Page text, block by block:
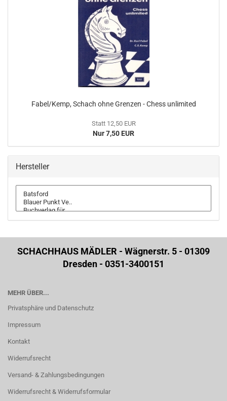
Fabel/Kemp, Schach ohne Grenzen - Chess unlimited
Statt 12,50 EUR
Nur 7,50 EUR
Hersteller
SCHACHHAUS MÄDLER - Wägnerstr. 5 - 01309
Dresden - 0351-3400151
MEHR ÜBER...
Privatsphäre und Datenschutz
Impressum
Kontakt
Widerrufsrecht
Versand- & Zahlungsbedingungen
Widerrufsrecht & Widerrufsformular